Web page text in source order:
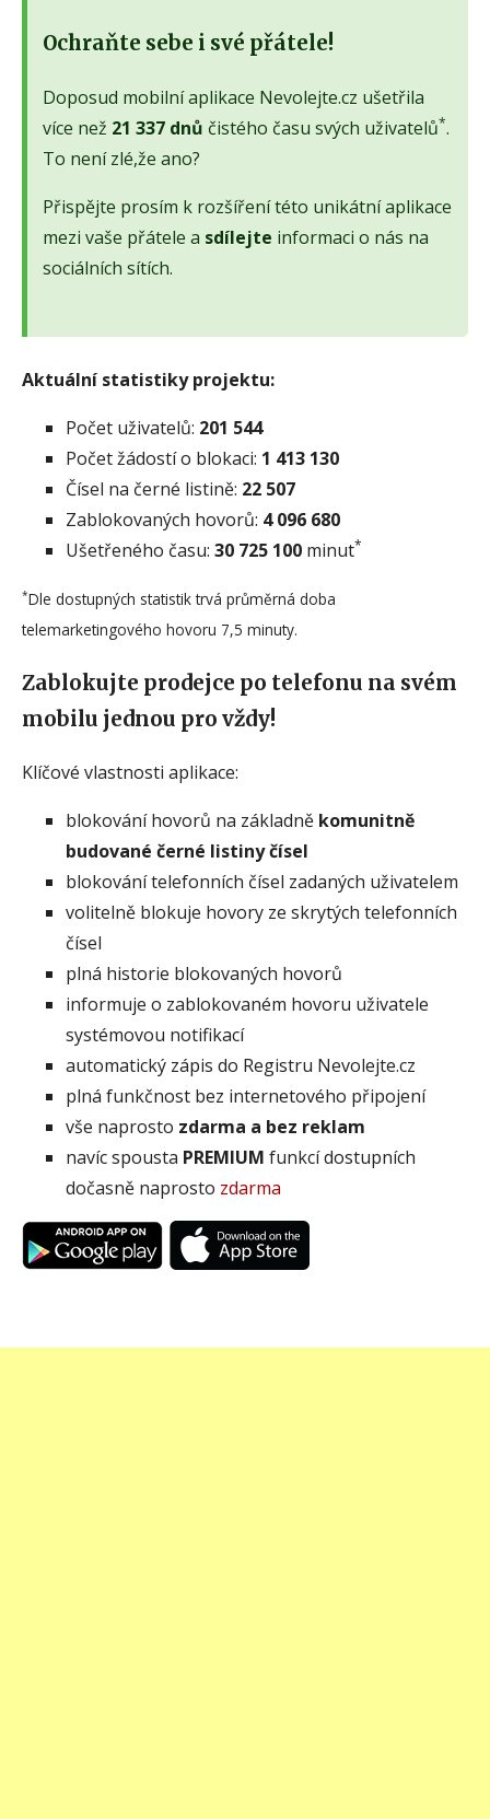
Ochraňte sebe i své přátele!
Doposud mobilní aplikace Nevolejte.cz ušetřila
více než 21 337 dnů čistého času svých uživatelů*.
To není zlé,že ano?
Přispějte prosím k rozšíření této unikátní aplikace
mezi vaše přátele a sdílejte informaci o nás na
sociálních sítích.
Aktuální statistiky projektu:
Počet uživatelů: 201 544
Počet žádostí o blokaci: 1 413 130
Čísel na černé listině: 22 507
Zablokovaných hovorů: 4 096 680
Ušetřeného času: 30 725 100 minut*
*Dle dostupných statistik trvá průměrná doba
telemarketingového hovoru 7,5 minuty.
Zablokujte prodejce po telefonu na svém
mobilu jednou pro vždy!
Klíčové vlastnosti aplikace:
blokování hovorů na základně komunitně
budované černé listiny čísel
blokování telefonních čísel zadaných uživatelem
volitelně blokuje hovory ze skrytých telefonních
čísel
plná historie blokovaných hovorů
informuje o zablokovaném hovoru uživatele
systémovou notifikací
automatický zápis do Registru Nevolejte.cz
plná funkčnost bez internetového připojení
vše naprosto zdarma a bez reklam
navíc spousta PREMIUM funkcí dostupních
dočasně naprosto zdarma